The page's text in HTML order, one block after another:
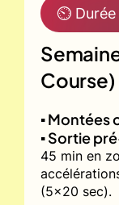
⏲ Durée
Course)
▪️ Montées
▪️ Sortie
45 min en
(5x20 sec).